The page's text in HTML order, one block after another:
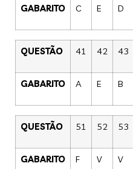
GABARITO C E D
QUESTÃO 41 42 43
GABARITO A E B
QUESTÃO 51 52 53
GABARITO F V V